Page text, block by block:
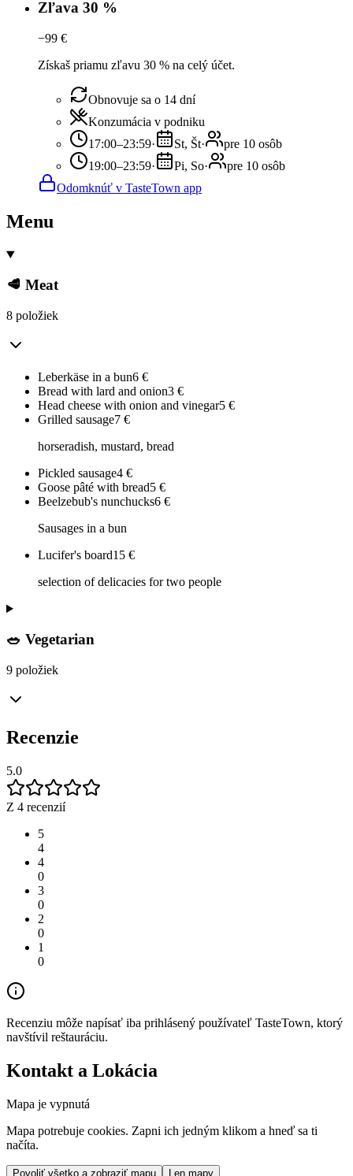
Zľava 30 %
−99 €
Získaš priamu zľavu 30 % na celý účet.
Obnovuje sa o 14 dní
Konzumácia v podniku
17:00–23:59· St, Št·
pre 10 osôb
19:00–23:59· Pi, So·
pre 10 osôb
Odomknúť v TasteTown app
Menu
🥩 Meat
8 položiek
Leberkäse in a bun6 €
Bread with lard and onion3 €
Head cheese with onion and vinegar5 €
Grilled sausage7 €
horseradish, mustard, bread
Pickled sausage4 €
Goose pâté with bread5 €
Beelzebub's nunchucks6 €
Sausages in a bun
Lucifer's board15 €
selection of delicacies for two people
🥗 Vegetarian
9 položiek
Recenzie
5.0
Z 4 recenzií
5
4
4
0
3
0
2
0
1
0
Recenziu môže napísať iba prihlásený používateľ TasteTown, ktorý
navštívil reštauráciu.
Kontakt a Lokácia
Mapa je vypnutá
Mapa potrebuje cookies. Zapni ich jedným klikom a hneď sa ti
načíta.
Povoliť všetko a zobraziť mapu Len mapy